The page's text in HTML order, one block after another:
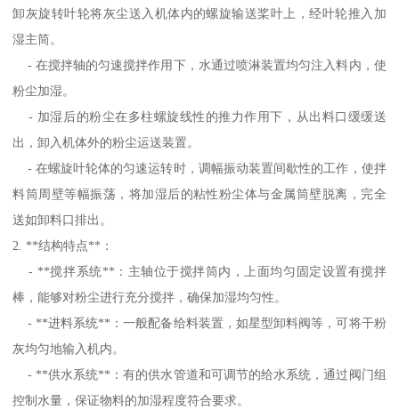
卸灰旋转叶轮将灰尘送入机体内的螺旋输送桨叶上，经叶轮推入加
湿主筒。
- 在搅拌轴的匀速搅拌作用下，水通过喷淋装置均匀注入料内，使
粉尘加湿。
- 加湿后的粉尘在多柱螺旋线性的推力作用下，从出料口缓缓送
出，卸入机体外的粉尘运送装置。
- 在螺旋叶轮体的匀速运转时，调幅振动装置间歇性的工作，使拌
料筒周壁等幅振荡，将加湿后的粘性粉尘体与金属筒壁脱离，完全
送如卸料口排出。
2. **结构特点**：
- **搅拌系统**：主轴位于搅拌筒内，上面均匀固定设置有搅拌
棒，能够对粉尘进行充分搅拌，确保加湿均匀性。
- **进料系统**：一般配备给料装置，如星型卸料阀等，可将干粉
灰均匀地输入机内。
- **供水系统**：有的供水管道和可调节的给水系统，通过阀门组
控制水量，保证物料的加湿程度符合要求。